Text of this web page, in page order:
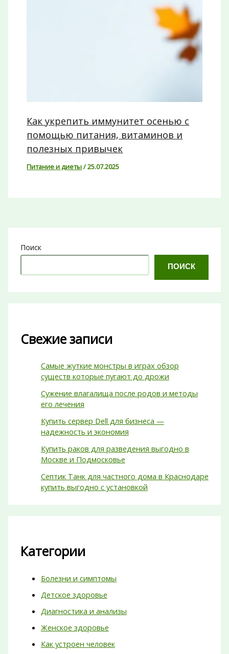
Как укрепить иммунитет осенью с
помощью питания, витаминов и
полезных привычек
Питание и диеты/25.07.2025
Поиск
ПОИСК
Свежие записи
Самые жуткие монстры в играх обзор
существ которые пугают до дрожи
Сужение влагалища после родов и методы
его лечения
Купить сервер Dell для бизнеса —
надежность и экономия
Купить раков для разведения выгодно в
Москве и Подмосковье
Септик Танк для частного дома в Краснодаре
купить выгодно с установкой
Категории
Болезни и симптомы
Детское здоровье
Диагностика и анализы
Женское здоровье
Как устроен человек